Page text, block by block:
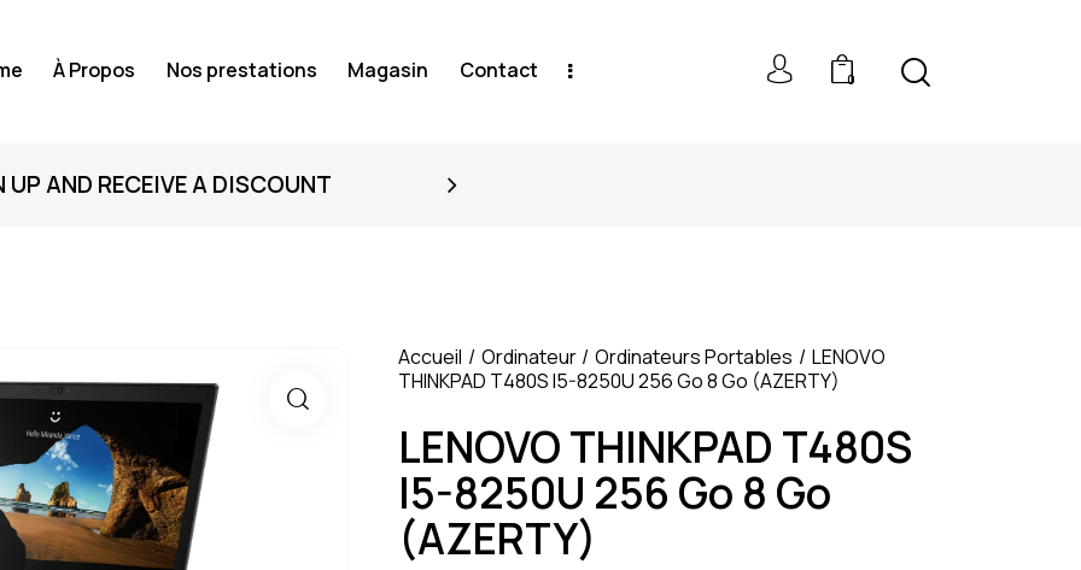
À Propos Nos prestations Magasin Contact 0
UP AND RECEIVE A DISCOUNT
Accueil Ordinateur Ordinateurs Portables
LENOVO
THINKPAD T480S I5-8250U 256 Go 8 Go (AZERTY)
LENOVO THINKPAD T480S
I5-8250U 256 Go 8 Go
(AZERTY)